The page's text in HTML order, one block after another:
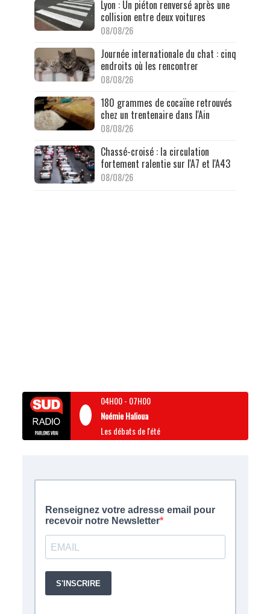
Lyon : Un piéton renversé après une
collision entre deux voitures
08/08/26
Journée internationale du chat : cinq
endroits où les rencontrer
08/08/26
180 grammes de cocaïne retrouvés
chez un trentenaire dans l'Ain
08/08/26
Chassé-croisé : la circulation
fortement ralentie sur l'A7 et l'A43
08/08/26
04H00- 07H00
Noémie Halioua
Les débats de l'été